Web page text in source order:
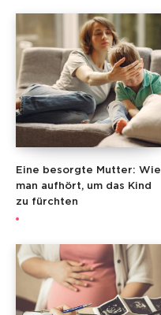
Eine besorgte Mutter: Wie
man aufhört, um das Kind
zu fürchten